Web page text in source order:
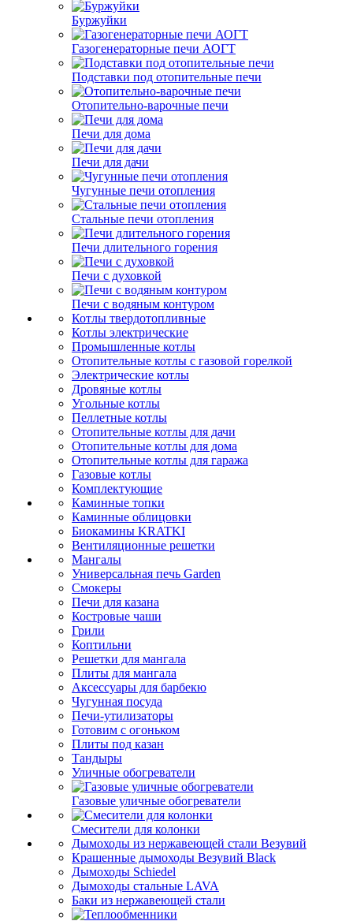
Буржуйки
Газогенераторные печи АОГТ
Подставки под отопительные печи
Отопительно-варочные печи
Печи для дома
Печи для дачи
Чугунные печи отопления
Стальные печи отопления
Печи длительного горения
Печи с духовкой
Печи с водяным контуром
Котлы твердотопливные
Котлы электрические
Промышленные котлы
Отопительные котлы с газовой горелкой
Электрические котлы
Дровяные котлы
Угольные котлы
Пеллетные котлы
Отопительные котлы для дачи
Отопительные котлы для дома
Отопительные котлы для гаража
Газовые котлы
Комплектующие
Каминные топки
Каминные облицовки
Биокамины KRATKI
Вентиляционные решетки
Мангалы
Универсальная печь Garden
Смокеры
Печи для казана
Костровые чаши
Грили
Коптильни
Решетки для мангала
Плиты для мангала
Аксессуары для барбекю
Чугунная посуда
Печи-утилизаторы
Готовим с огоньком
Плиты под казан
Тандыры
Уличные обогреватели
Газовые уличные обогреватели
Смесители для колонки
Дымоходы из нержавеющей стали Везувий
Крашенные дымоходы Везувий Black
Дымоходы Schiedel
Дымоходы стальные LAVA
Баки из нержавеющей стали